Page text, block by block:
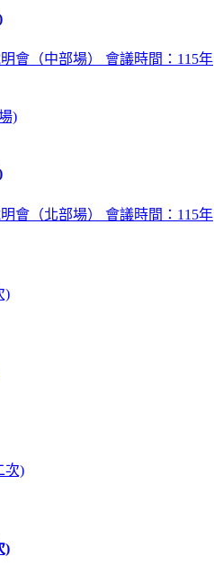
會（中部場） 會議時間：115年
會（北部場） 會議時間：115年
)